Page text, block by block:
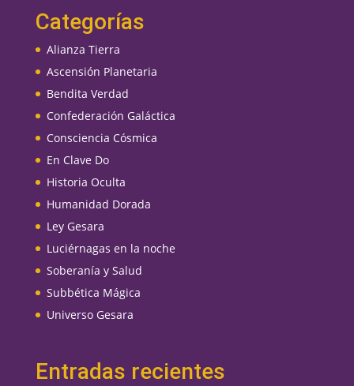
Categorías
Alianza Tierra
Ascensión Planetaria
Bendita Verdad
Confederación Galáctica
Consciencia Cósmica
En Clave Do
Historia Oculta
Humanidad Dorada
Ley Gesara
Luciérnagas en la noche
Soberanía y Salud
Subbética Mágica
Universo Gesara
Entradas recientes